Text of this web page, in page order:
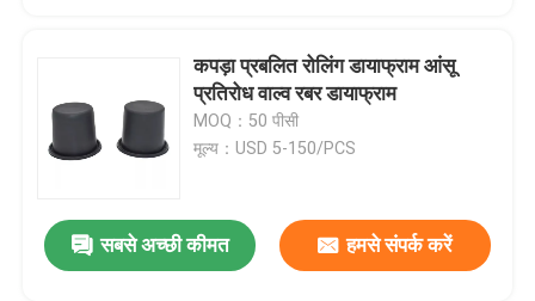
उत्पाद
कारखाने का दौरा
कपड़ा प्रबलित रोलिंग डायाफ्राम आंसू
प्रतिरोध वाल्व रबर डायाफ्राम
MOQ：50 पीसी
मूल्य：USD 5-150/PCS
सबसे अच्छी कीमत हमसे संपर्क करें